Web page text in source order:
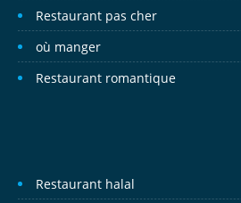
Restaurant pas cher
où manger
Restaurant romantique
Restaurant halal